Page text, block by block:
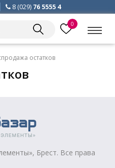
8 (029) 76 5555 4
0
остатков
Брест. Все права